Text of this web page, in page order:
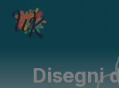
Disegni